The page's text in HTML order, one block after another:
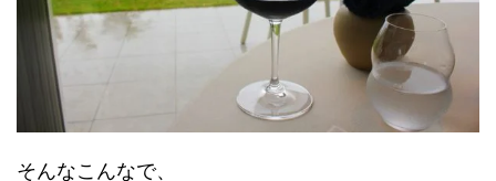
そんなこんなで、